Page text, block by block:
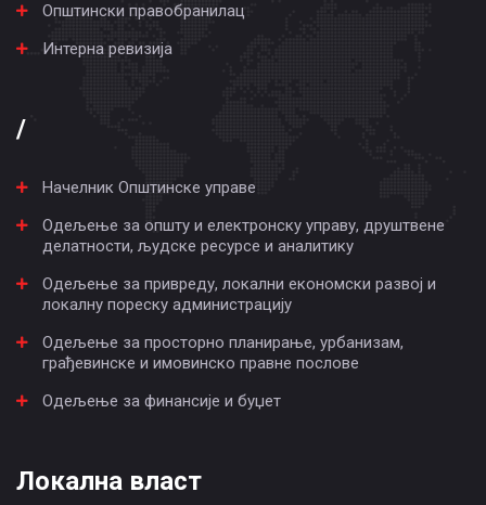
Општински правобранилац
Интерна ревизија
/
Начелник Општинске управе
Одељење за општу и електронску управу, друштвене
делатности, људске ресурсе и аналитику
Одељење за привреду, локални економски развој и
локалну пореску администрацију
Одељење за просторно планирање, урбанизам,
грађевинске и имовинско правне послове
Одељење за финансије и буџет
Локална власт